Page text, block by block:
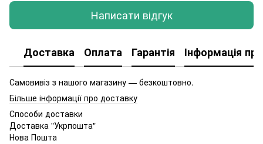
Написати відгук
Доставка Оплата Гарантія Інформація
Самовивіз з нашого магазину — безкоштовно.
Більше інформації про доставку
Способи доставки
Доставка "Укрпошта"
Нова Пошта